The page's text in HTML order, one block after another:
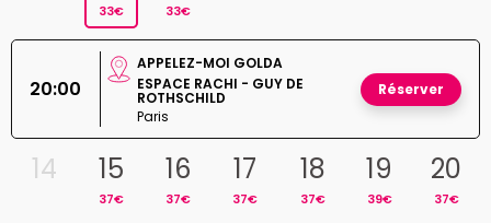
33€ 33€
20:00
APPELEZ-MOI GOLDA
ESPACE RACHI - GUY DE
ROTHSCHILD
Paris
Réserver
14 15
37€
16
37€
17
37€
18
37€
19
39€
20
37€